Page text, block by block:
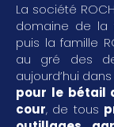
La société
domaine de la
puis la famille
au gré des
aujourd’hui
pour le bétail
cour, de tous